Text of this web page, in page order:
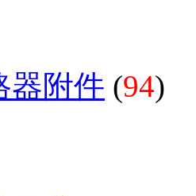
器附件 (94)